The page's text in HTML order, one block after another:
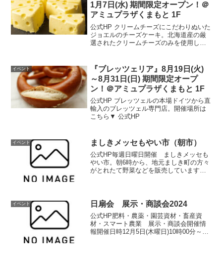
1月7日(水) 期間限定オープン！＠
アミュプラザくまもと 1F
公式HP クリームチーズにこだわりぬいた
ジョエルのチーズケーキ。北海道産の厳
選されたクリームチーズのみを使用した
イベント
『ブレッツェリア』8月19日(火)
～8月31日(日) 期間限定オープ
ン！＠アミュプラザくまもと 1F
公式HP ブレッツェルの本場ドイツから直
輸入のブレッツェル専門店。開催場所は
こちら▼ 公式HP
イベント ましきメッセもやい市（朝市）
公式HP毎週日曜日開催 ましきメッセも
やい市。朝6時から、地元ましき町の方々
がとれたて野菜などを販売しています。
～8時（売切れ...
イベント 日扇会 展示・商談会2024
公式HP肥料・農薬・園芸資材・畜産資
材・スマート農業 展示・商談会開催情
報開催日時12月5日(木曜日)10時00分～14